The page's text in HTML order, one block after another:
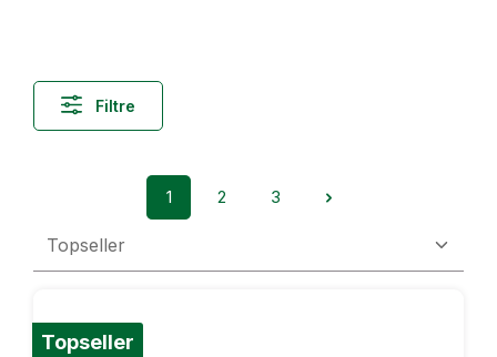
Filtre
Page
1
Page
2
Page
3
Topseller